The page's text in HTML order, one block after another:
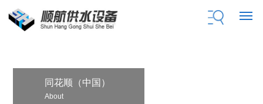
同花顺（中国）
About